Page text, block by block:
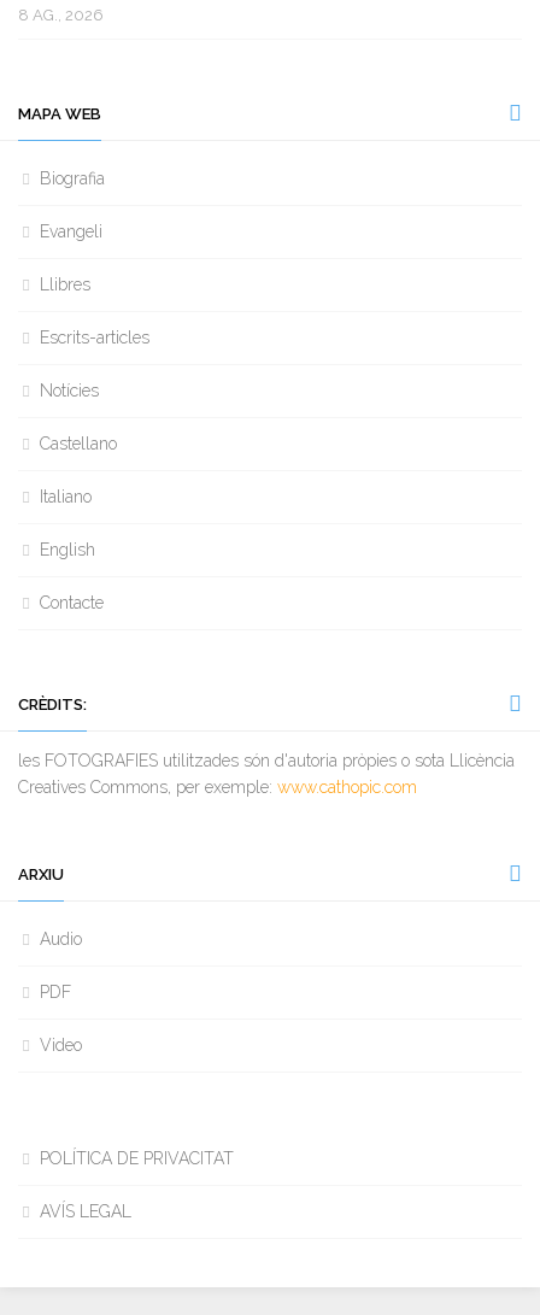
8 AG., 2026
MAPA WEB
Biografia
Evangeli
Llibres
Escrits-articles
Notícies
Castellano
Italiano
English
Contacte
CRÈDITS:
les FOTOGRAFIES utilitzades són d'autoria pròpies o sota Llicència
Creatives Commons, per exemple: www.cathopic.com
ARXIU
Audio
PDF
Video
POLÍTICA DE PRIVACITAT
AVÍS LEGAL